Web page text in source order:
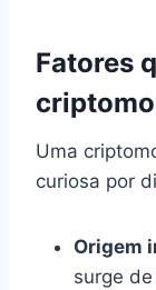
Fatores
Uma
curiosa por
Origem
surge